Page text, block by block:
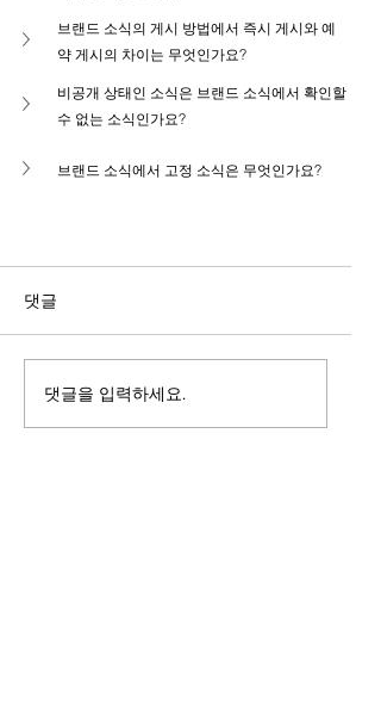
브랜드 소식의 게시 방법에서 즉시 게시와 예
약 게시의 차이는 무엇인가요?
비공개 상태인 소식은 브랜드 소식에서 확인할
수 없는 소식인가요?
브랜드 소식에서 고정 소식은 무엇인가요?
댓글
댓글을 입력하세요.